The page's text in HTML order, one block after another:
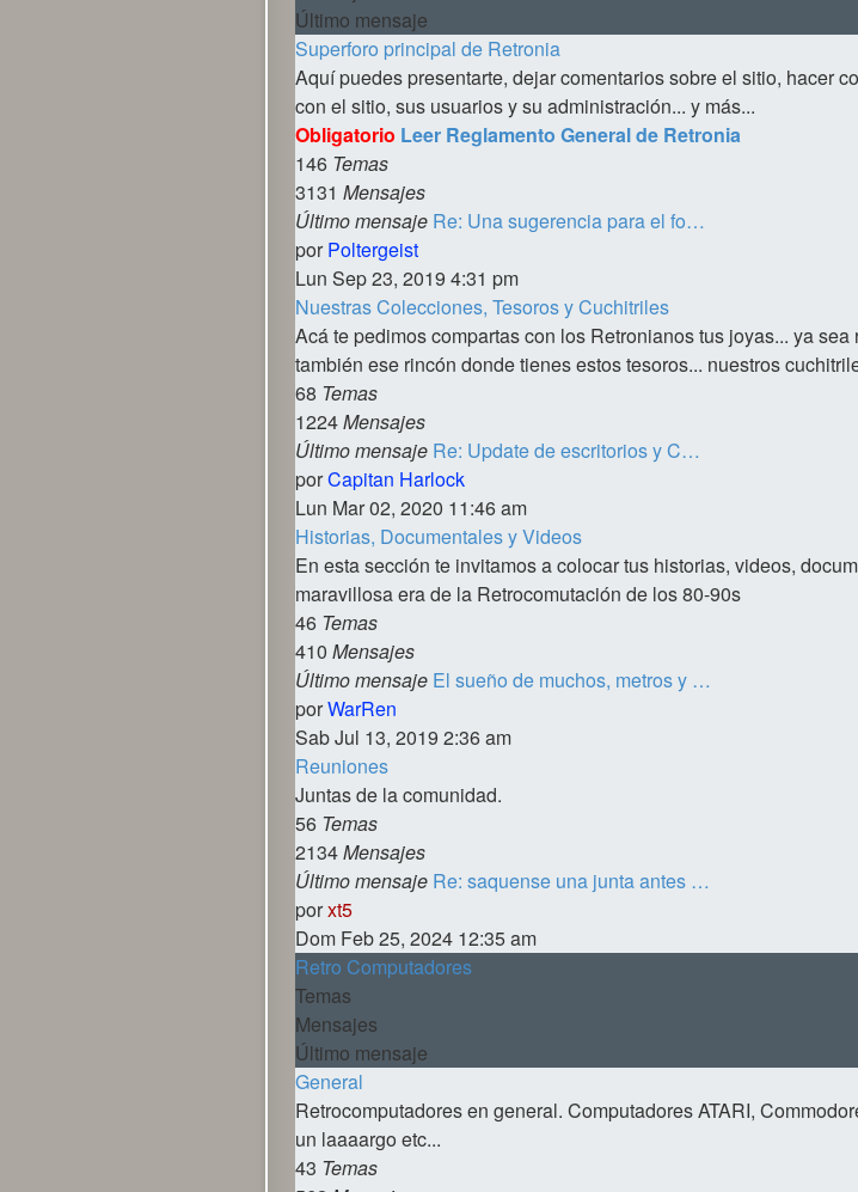
Último mensaje
Superforo principal de Retronia
Aquí puedes presentarte, dejar comentarios sobre el sitio, hacer
con el sitio, sus usuarios y su administración... y más...
Obligatorio Leer Reglamento General de Retronia
146 Temas
3131 Mensajes
Último mensaje Re: Una sugerencia para el fo…
por Poltergeist
último
mensaje
Lun Sep 23, 2019 4:31 pm
Nuestras Colecciones, Tesoros y Cuchitriles
Acá te pedimos compartas con los Retronianos tus joyas... ya
también ese rincón donde tienes estos tesoros... nuestros
68 Temas
1224Mensajes
Último mensaje Re: Update de escritorios y C…
porCapitan Harlock
último
mensaje
Lun Mar 02, 2020 11:46 am
Historias, Documentales y Videos
En esta sección te invitamos a colocar tus historias, videos,
maravillosa era de la Retrocomutación de los 80-90s
46 Temas
410 Mensajes
Último mensaje El sueño de muchos, metros y …
porWarRen
último
Sab Jul 13, 2019 2:36 am
Reuniones
Juntas de la comunidad.
56 Temas
2134Mensajes
Último mensaje Re: saquense una junta antes …
porxt5
último
mensaje
Dom Feb 25, 2024 12:35 am
Retro Computadores
Temas
Mensajes
Último mensaje
General
Retrocomputadores en general. Computadores ATARI,
un laaaargo etc...
43 Temas